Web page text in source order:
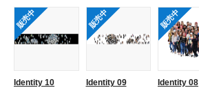
販売中
Identity 10
販売中
Identity 09
販売中
Identity 08